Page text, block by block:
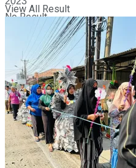
No Result
View All Result
View All Result